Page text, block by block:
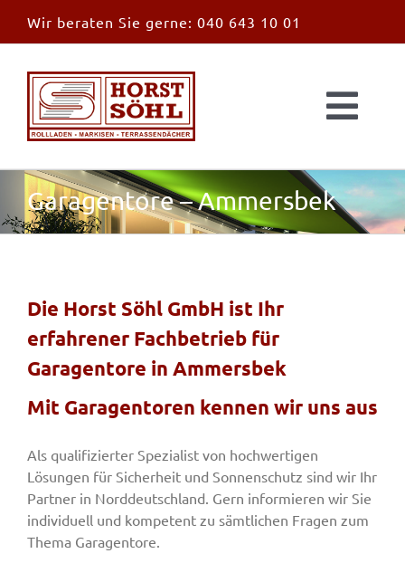
Inhalt
Wir beraten Sie gerne: 040 643 10 01
News
Überdachungen
Außen & Innen
Fenster & Türen
Tore
Garagentore – Ammersbek
Die Horst Söhl GmbH ist Ihr
erfahrener Fachbetrieb für
Garagentore in Ammersbek
Mit Garagentoren kennen wir uns aus
Als qualifizierter Spezialist von hochwertigen
Lösungen für Sicherheit und Sonnenschutz sind wir Ihr
Partner in Norddeutschland. Gern informieren wir Sie
individuell und kompetent zu sämtlichen Fragen zum
Thema Garagentore.